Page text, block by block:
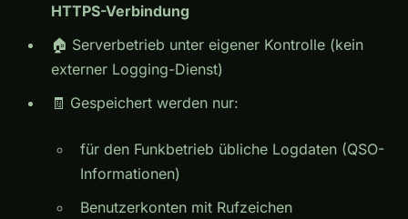
HTTPS-Verbindung
🏠 Serverbetrieb unter eigener Kontrolle (kein
externer Logging-Dienst)
🧾 Gespeichert werden nur:
für den Funkbetrieb übliche Logdaten (QSO-
Informationen)
Benutzerkonten mit Rufzeichen